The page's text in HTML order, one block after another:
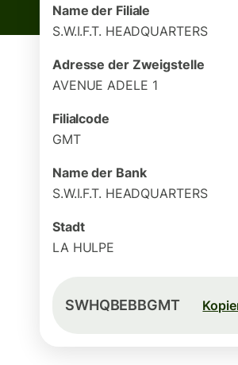
Name der Filiale
S.W.I.F.T. HEADQUARTERS
Adresse der Zweigstelle
AVENUE ADELE 1
Filialcode
GMT
Name der Bank
S.W.I.F.T. HEADQUARTERS
Stadt
LA HULPE
SWHQBEBBGMT